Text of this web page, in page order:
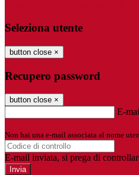
Seleziona utente
button close ×
Recupero password
button close ×
E-
Non hai una e-mail associata al nome
E-mail inviata, si prega di